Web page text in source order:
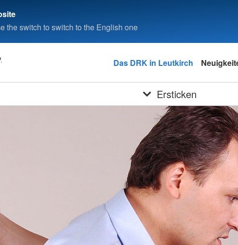
the switch to switch to the English one
Das DRK in Leutkirch
Ersticken